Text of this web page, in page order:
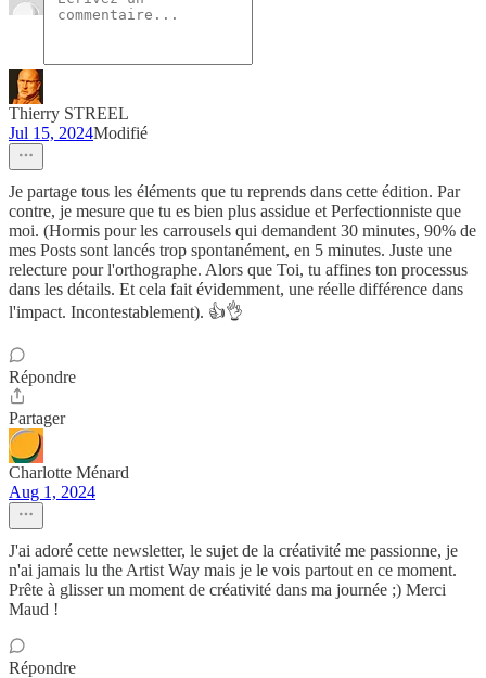
Thierry STREEL
Jul 15, 2024Modifié
Je partage tous les éléments que tu reprends dans cette édition. Par
contre, je mesure que tu es bien plus assidue et Perfectionniste que
moi. (Hormis pour les carrousels qui demandent 30 minutes, 90% de
mes Posts sont lancés trop spontanément, en 5 minutes. Juste une
relecture pour l'orthographe. Alors que Toi, tu affines ton processus
dans les détails. Et cela fait évidemment, une réelle différence dans
l'impact. Incontestablement). 👍👌
Répondre
Partager
Charlotte Ménard
Aug 1, 2024
J'ai adoré cette newsletter, le sujet de la créativité me passionne, je
n'ai jamais lu the Artist Way mais je le vois partout en ce moment.
Prête à glisser un moment de créativité dans ma journée ;) Merci
Maud !
Répondre